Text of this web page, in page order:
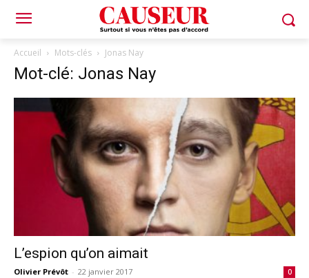
Accueil Mots-clés Jonas Nay
Mot-clé: Jonas Nay
L’espion qu’on aimait
Olivier Prévôt - 22 janvier 2017 0